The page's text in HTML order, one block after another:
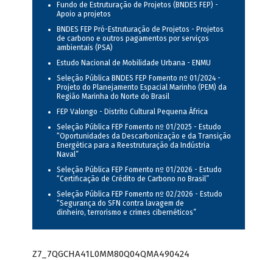
Fundo de Estruturação de Projetos (BNDES FEP) -
Apoio a projetos
BNDES FEP Pró-Estruturação de Projetos - Projetos
de carbono e outros pagamentos por serviços
ambientais (PSA)
Estudo Nacional de Mobilidade Urbana - ENMU
Seleção Pública BNDES FEP Fomento nº 01/2024 -
Projeto do Planejamento Espacial Marinho (PEM) da
Região Marinha do Norte do Brasil
FEP Valongo - Distrito Cultural Pequena África
Seleção Pública FEP Fomento nº 01/2025 - Estudo
“Oportunidades da Descarbonização e da Transição
Energética para a Reestruturação da Indústria
Naval”
Seleção Pública FEP Fomento nº 01/2026 - Estudo
“Certificação de Crédito de Carbono no Brasil”
Seleção Pública FEP Fomento nº 02/2026 - Estudo
“Segurança do SFN contra lavagem de
dinheiro, terrorismo e crimes cibernéticos”
Z7_7QGCHA41L0MM80Q04QMA490424